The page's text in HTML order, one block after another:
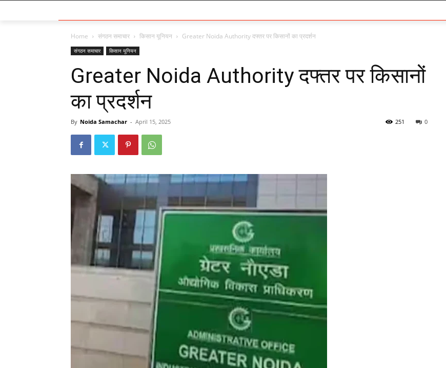
Home संगठन समाचार किसान यूनियन Greater Noida Authority दफ्तर पर किसानों का प्रदर्शन
संगठन समाचार किसान यूनियन
Greater Noida Authority दफ्तर पर किसानों
का प्रदर्शन
By Noida Samachar - April 15, 2025 0
251